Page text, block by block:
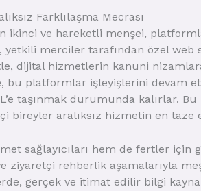
Farklılaşma Mecrası
ikinci ve hareketli menşei,
merciler tarafından özel web
dijital hizmetlerin kanuni
platformlar işleyişlerini devam
taşınmak durumunda kalırlar.
bireyler aralıksız hizmetin en
sağlayıcıları hem de fertler
ziyaretçi rehberlik aşamalarıyla
gerçek ve itimat edilir bilgi